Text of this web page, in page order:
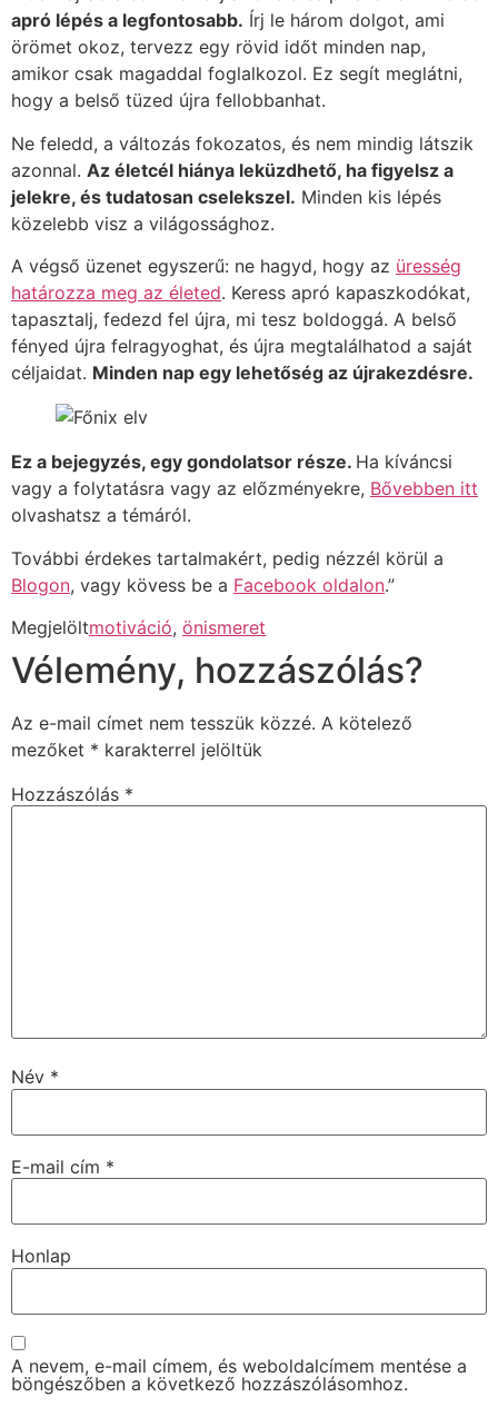
apró lépés a legfontosabb. Írj le három dolgot, ami
örömet okoz, tervezz egy rövid időt minden nap,
amikor csak magaddal foglalkozol. Ez segít meglátni,
hogy a belső tüzed újra fellobbanhat.
Ne feledd, a változás fokozatos, és nem mindig látszik
azonnal. Az életcél hiánya leküzdhető, ha figyelsz a
jelekre, és tudatosan cselekszel. Minden kis lépés
közelebb visz a világossághoz.
A végső üzenet egyszerű: ne hagyd, hogy az üresség
határozza meg az életed. Keress apró kapaszkodókat,
tapasztalj, fedezd fel újra, mi tesz boldoggá. A belső
fényed újra felragyoghat, és újra megtalálhatod a saját
céljaidat. Minden nap egy lehetőség az újrakezdésre.
Ez a bejegyzés, egy gondolatsor része. Ha kíváncsi
vagy a folytatásra vagy az előzményekre, Bővebben itt
olvashatsz a témáról.
További érdekes tartalmakért, pedig nézzél körül a
Blogon, vagy kövess be a Facebook oldalon.”
Megjelöltmotiváció, önismeret
Vélemény, hozzászólás?
Az e-mail címet nem tesszük közzé. A kötelező
mezőket * karakterrel jelöltük
Hozzászólás *
Név *
E-mail cím *
Honlap
A nevem, e-mail címem, és weboldalcímem mentése a
böngészőben a következő hozzászólásomhoz.